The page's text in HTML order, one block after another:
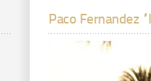
Paco Fernandez